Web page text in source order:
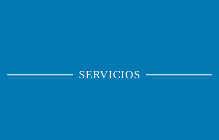
SERVICIOS